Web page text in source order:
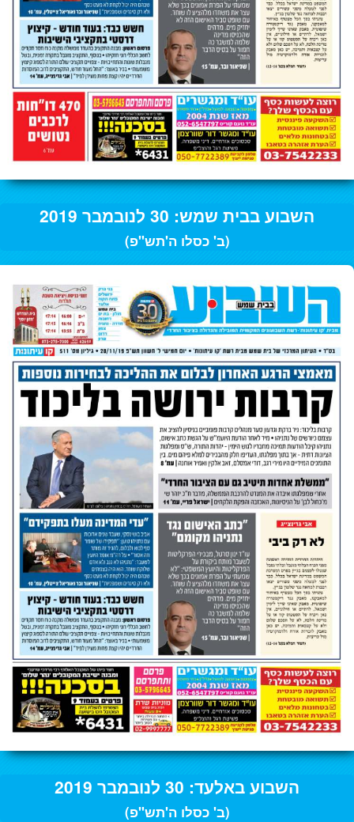
השבוע בבית שמש: 30 לנובמבר 2019
(ב' כסלו ה'תש"פ)
השבוע באלעד: 30 לנובמבר 2019
(ב' כסלו ה'תש"פ)